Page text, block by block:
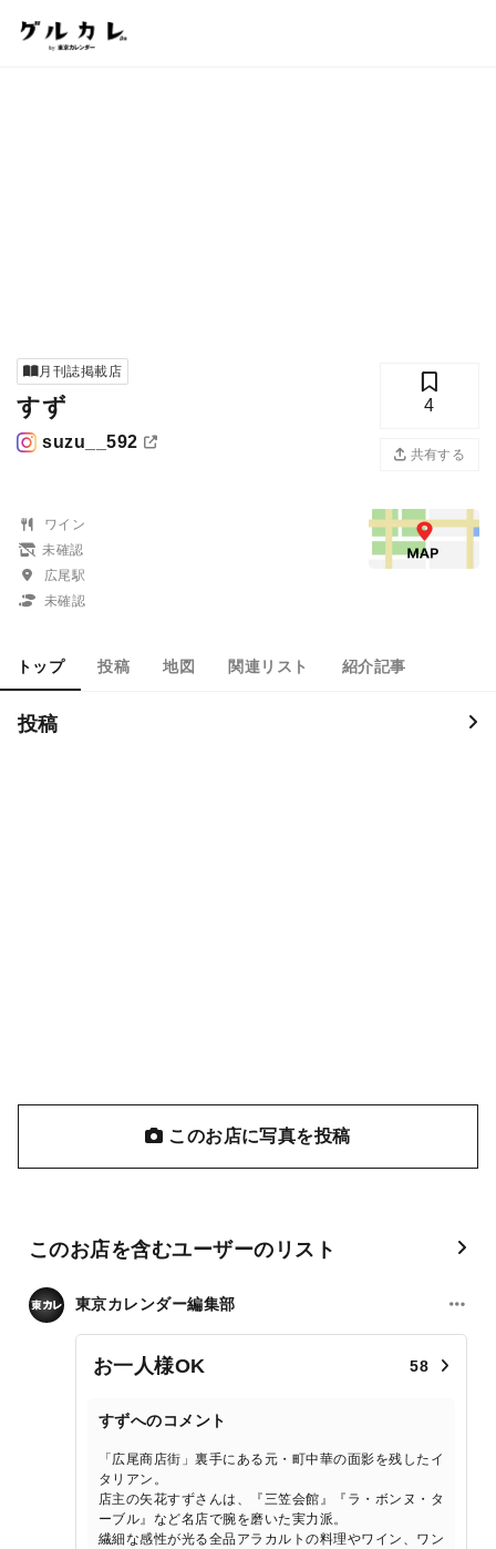
月刊誌掲載店
すず
suzu__592
4
共有する
ワイン
未確認
広尾駅
未確認
トップ 投稿 地図 関連リスト 紹介記事
投稿
このお店に写真を投稿
このお店を含むユーザーのリスト
東京カレンダー編集部
お一人様OK 58
すずへのコメント
「広尾商店街」裏手にある元・町中華の面影を残したイ
タリアン。
店主の矢花すずさんは、『三笠会館』『ラ・ボンヌ・タ
ーブル』など名店で腕を磨いた実力派。
繊細な感性が光る全品アラカルトの料理やワイン、ワン